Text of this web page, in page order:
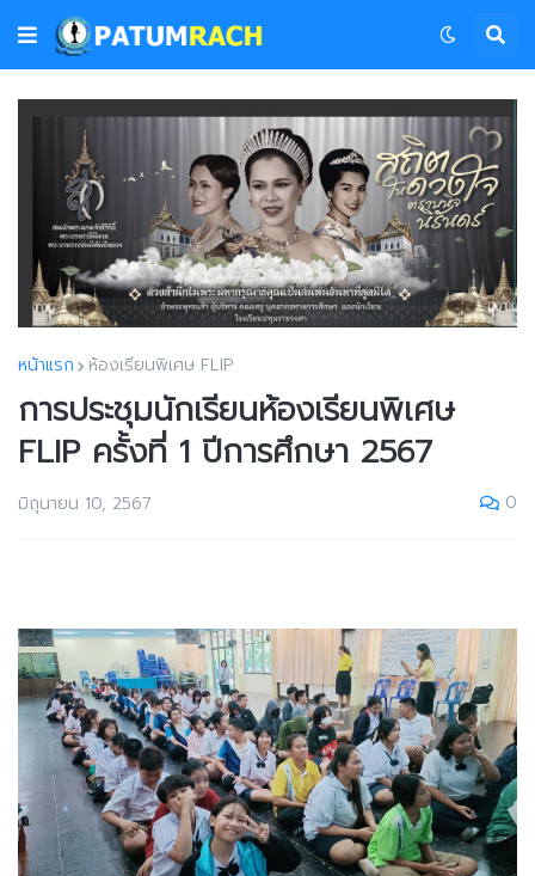
หน้าแรก ห้องเรียนพิเศษ FLIP
การประชุมนักเรียนห้องเรียนพิเศษ
FLIP ครั้งที่ 1 ปีการศึกษา 2567
มิถุนายน 10, 2567 0